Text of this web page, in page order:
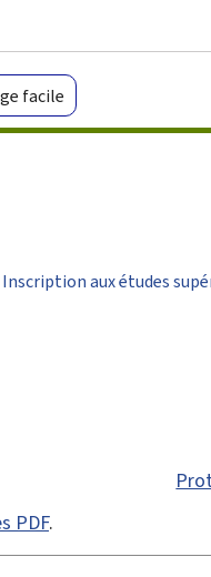
facile
Inscription aux études
PDF.